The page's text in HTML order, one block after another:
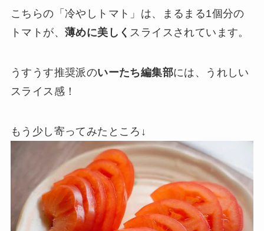
こちらの「冷やしトマト」は、まるまる1個分の
トマトが、 薄めに美しく スライスされています。
うすうす推奨派のいーたち編集部には、うれしい
スライス感！
もう少し寄ってみたところ↓